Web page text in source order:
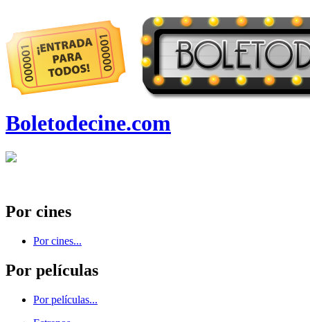
Boletodecine.com
Por cines
Por cines...
Por películas
Por películas...